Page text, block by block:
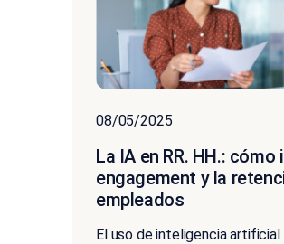
08/05/2025
La IA en RR. HH.: cómo
engagement y la
empleados
El uso de inteligencia artificial